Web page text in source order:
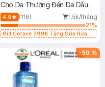
Cho Da Thường Đến Da Dầu
473ml
4.9 (116)
1.5k/tháng
21%
Bill Cerave 299K Tặng Sữa Rửa
-50 %